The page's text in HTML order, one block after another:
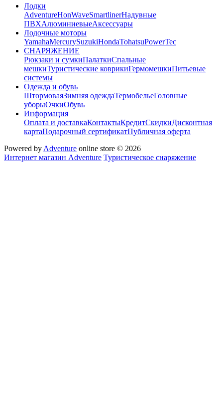
Лодки
AdventureHonWaveSmartlinerНадувные
ПВХАлюминиевыеАксессуары
Лодочные моторы
YamahaMercurySuzukiHondaTohatsuPowerTec
СНАРЯЖЕНИЕ
Рюкзаки и сумкиПалаткиСпальные
мешкиТуристические коврикиГермомешкиПитьевые
системы
Одежда и обувь
ШтормоваяЗимняя одеждаТермобельеГоловные
уборыОчкиОбувь
Информация
Оплата и доставкаКонтактыКредитСкидкиДисконтная
картаПодарочный сертификатПубличная оферта
Powered by Adventure online store © 2026
Интернет магазин Adventure Туристическое снаряжение